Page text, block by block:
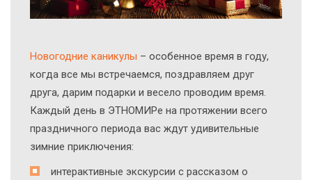
Новогодние каникулы – особенное время в году,
когда все мы встречаемся, поздравляем друг
друга, дарим подарки и весело проводим время.
Каждый день в ЭТНОМИРе на протяжении всего
праздничного периода вас ждут удивительные
зимние приключения:
интерактивные экскурсии с рассказом о